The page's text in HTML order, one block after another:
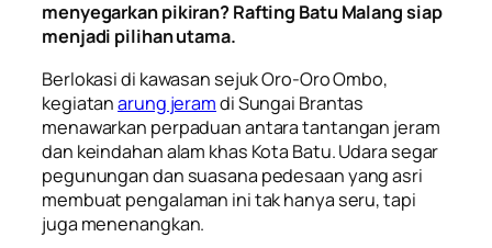
menyegarkan pikiran? Rafting Batu Malang siap
menjadi pilihan utama.
Berlokasi di kawasan sejuk Oro-Oro Ombo,
kegiatanarung jeramdi Sungai Brantas
menawarkan perpaduan antara tantangan jeram
dan keindahan alam khas Kota Batu. Udara segar
pegunungan dan suasana pedesaan yang asri
membuat pengalaman ini tak hanya seru, tapi
juga menenangkan.